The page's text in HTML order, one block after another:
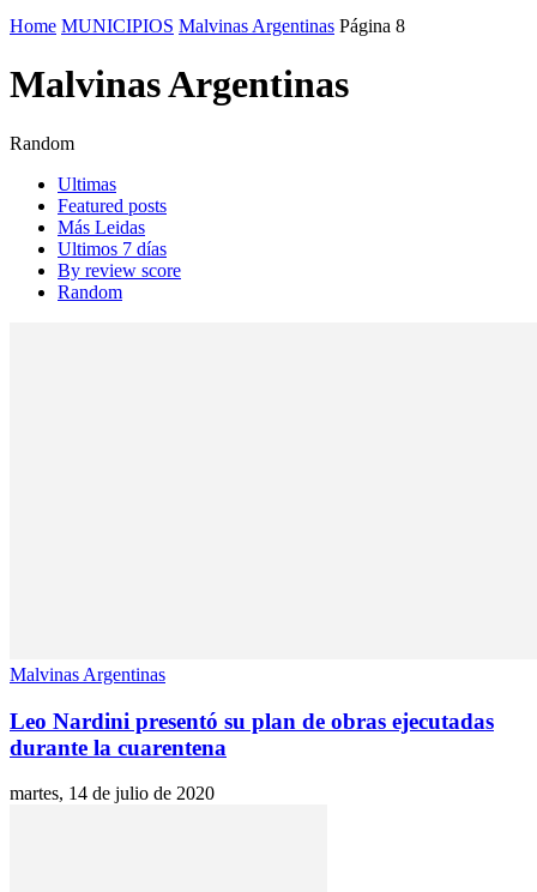
Home MUNICIPIOS Malvinas Argentinas Página 8
Malvinas Argentinas
Random
Ultimas
Featured posts
Más Leidas
Ultimos 7 días
By review score
Random
Malvinas Argentinas
Leo Nardini presentó su plan de obras ejecutadas
durante la cuarentena
martes, 14 de julio de 2020